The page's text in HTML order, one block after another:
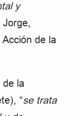
y
Jorge,
de la
de la
“se trata